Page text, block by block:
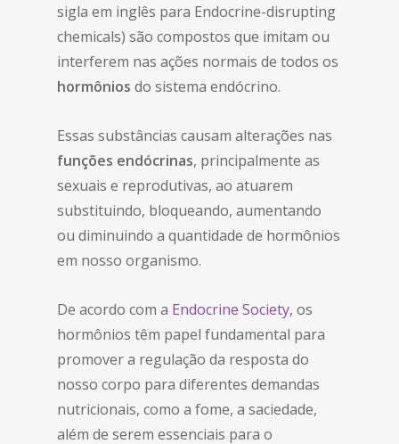
sigla em inglês para Endocrine-disrupting
chemicals) são compostos que imitam ou
interferem nas ações normais de todos os
hormônios do sistema endócrino.
Essas substâncias causam alterações nas
funções endócrinas, principalmente as
sexuais e reprodutivas, ao atuarem
substituindo, bloqueando, aumentando
ou diminuindo a quantidade de hormônios
em nosso organismo.
De acordo com a Endocrine Society, os
hormônios têm papel fundamental para
promover a regulação da resposta do
nosso corpo para diferentes demandas
nutricionais, como a fome, a saciedade,
além de serem essenciais para o